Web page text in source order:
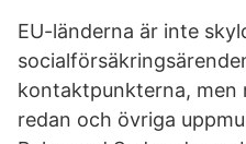
EU-länderna är inte
kontaktpunkterna, men
redan och övriga